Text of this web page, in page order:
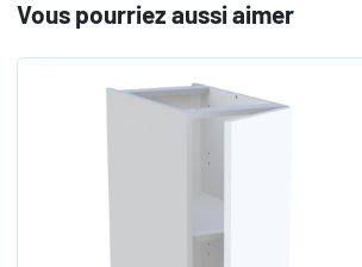
Vous pourriez aussi aimer